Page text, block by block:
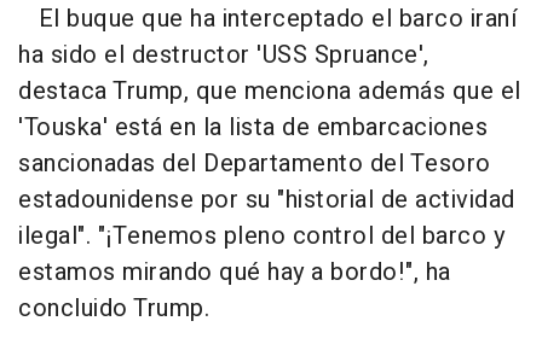
El buque que ha interceptado el barco iraní
ha sido el destructor 'USS Spruance',
destaca Trump, que menciona además que el
'Touska' está en la lista de embarcaciones
sancionadas del Departamento del Tesoro
estadounidense por su "historial de actividad
ilegal". "¡Tenemos pleno control del barco y
estamos mirando qué hay a bordo!", ha
concluido Trump.